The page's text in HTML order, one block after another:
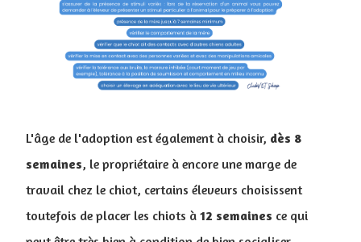
L'âge de l'adoption est également à choisir, dès 8
semaines, le propriétaire à encore une marge de
travail chez le chiot, certains éleveurs choisissent
toutefois de placer les chiots à 12 semaines ce qui